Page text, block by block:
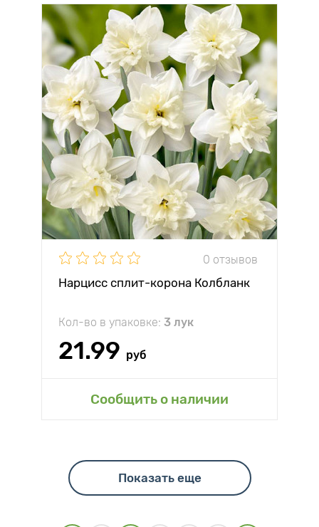
0 отзывов
Нарцисс сплит-корона Колбланк
Кол-во в упаковке: 3 лук
21.99 руб
Сообщить о наличии
Показать еще